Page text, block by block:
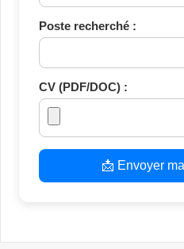
Poste recherché :
CV (PDF/DOC) :
📩 Envoyer